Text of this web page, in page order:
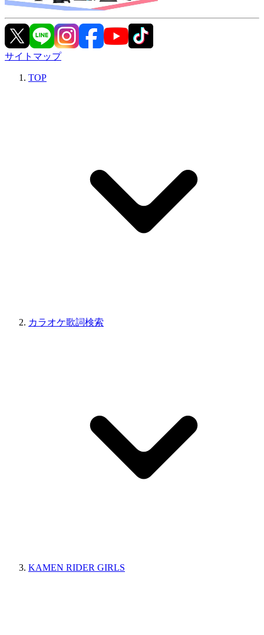
サイトマップ
TOP
カラオケ歌詞検索
KAMEN RIDER GIRLS